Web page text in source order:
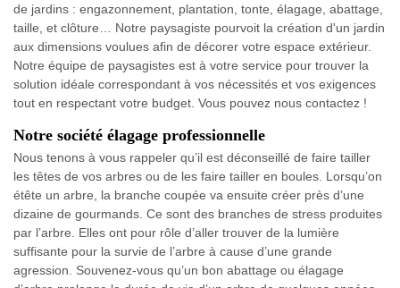
de jardins : engazonnement, plantation, tonte, élagage, abattage,
taille, et clôture… Notre paysagiste pourvoit la création d'un jardin
aux dimensions voulues afin de décorer votre espace extérieur.
Notre équipe de paysagistes est à votre service pour trouver la
solution idéale correspondant à vos nécessités et vos exigences
tout en respectant votre budget. Vous pouvez nous contactez !
Notre société élagage professionnelle
Nous tenons à vous rappeler qu’il est déconseillé de faire tailler
les têtes de vos arbres ou de les faire tailler en boules. Lorsqu’on
étête un arbre, la branche coupée va ensuite créer près d’une
dizaine de gourmands. Ce sont des branches de stress produites
par l’arbre. Elles ont pour rôle d’aller trouver de la lumière
suffisante pour la survie de l’arbre à cause d’une grande
agression. Souvenez-vous qu’un bon abattage ou élagage